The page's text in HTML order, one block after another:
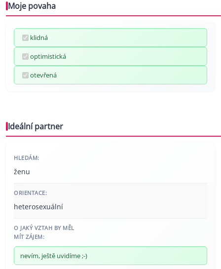
Moje povaha
klidná
optimistická
otevřená
Ideální partner
HLEDÁM:
ženu
ORIENTACE:
heterosexuální
O JAKÝ VZTAH BY MĚL
MÍT ZÁJEM:
nevím, ještě uvidíme ;-)